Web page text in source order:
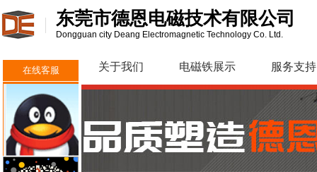
东莞市德恩电磁技术有限公司
Dongguan city Deang Electromagnetic Technology Co. Ltd.
网站首页 关于我们 电磁铁展示 服务支持
在线客服